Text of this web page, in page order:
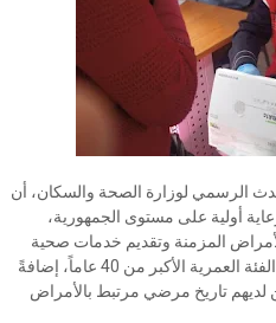
الرسمي لوزارة الصحة والسكان، أن
من خلال 3601 وحدة رعاية أولية على مستوى الجمهورية،
المزمنة وتقديم خدمات صحية
ذات جودة عالية لجميع المواطنين في الفئة العمرية الأكبر من 40 عاماً، إضافةً
من عمر 18 عاماً ممن لديهم تاريخ مرضي مرتبط بالأمراض